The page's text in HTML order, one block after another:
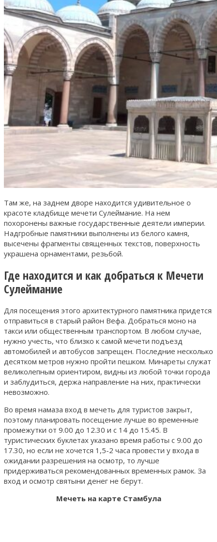
Там же, на заднем дворе находится удивительное о
красоте кладбище мечети Сулеймание. На нем
похоронены важные государственные деятели империи.
Надгробные памятники выполнены из белого камня,
высечены фрагменты священных текстов, поверхность
украшена орнаментами, резьбой.
Где находится и как добраться к Мечети
Сулеймание
Для посещения этого архитектурного памятника придется
отправиться в старый район Вефа. Добраться моно на
такси или общественным транспортом. В любом случае,
нужно учесть, что близко к самой мечети подъезд
автомобилей и автобусов запрещен. Последние несколько
десятком метров нужно пройти пешком. Минареты служат
великолепным ориентиром, видны из любой точки города
и заблудиться, держа направление на них, практически
невозможно.
Во время намаза вход в мечеть для туристов закрыт,
поэтому планировать посещение лучше во временные
промежутки от 9.00 до 12.30 и с 14 до 15.45. В
туристических буклетах указано время работы с 9.00 до
17.30, но если не хочется 1,5-2 часа провести у входа в
ожидании разрешения на осмотр, то лучше
придерживаться рекомендованных временных рамок. За
вход и осмотр святыни денег не берут.
Мечеть на карте Стамбула